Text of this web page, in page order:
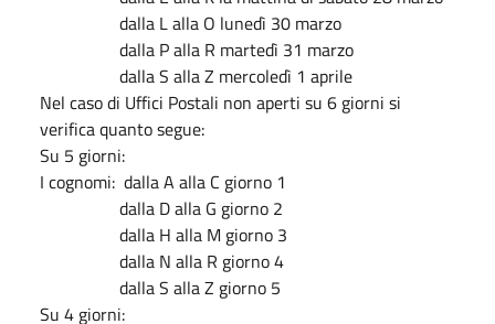
dalla L alla O lunedì 30 marzo
dalla P alla R martedì 31 marzo
dalla S alla Z mercoledì 1 aprile
Nel caso di Uffici Postali non aperti su 6 giorni si
verifica quanto segue:
Su 5 giorni:
I cognomi: dalla A alla C giorno 1
dalla D alla G giorno 2
dalla H alla M giorno 3
dalla N alla R giorno 4
dalla S alla Z giorno 5
Su 4 giorni: